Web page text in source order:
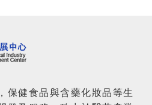
保健食品與含藥化妝品等生